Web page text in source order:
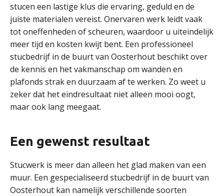
stucen een lastige klus die ervaring, geduld en de
juiste materialen vereist. Onervaren werk leidt vaak
tot oneffenheden of scheuren, waardoor u uiteindelijk
meer tijd en kosten kwijt bent. Een professioneel
stucbedrijf in de buurt van Oosterhout beschikt over
de kennis en het vakmanschap om wanden en
plafonds strak en duurzaam af te werken. Zo weet u
zeker dat het eindresultaat niet alleen mooi oogt,
maar ook lang meegaat.
Een gewenst resultaat
Stucwerk is meer dan alleen het glad maken van een
muur. Een gespecialiseerd stucbedrijf in de buurt van
Oosterhout kan namelijk verschillende soorten